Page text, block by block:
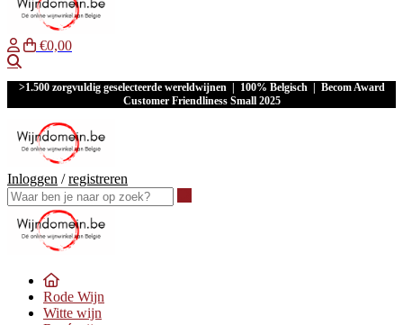
€0,00
>1.500 zorgvuldig geselecteerde wereldwijnen | 100% Belgisch | Becom Award
Customer Friendliness Small 2025
Inloggen /registreren
Rode Wijn
Witte wijn